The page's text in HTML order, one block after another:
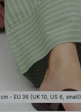
cm - EU 36 (UK 10, US 6, small)